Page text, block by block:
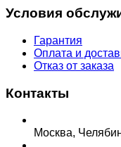
Условия
Гарантия
Оплата и
Отказ от заказа
Контакты
Москва,